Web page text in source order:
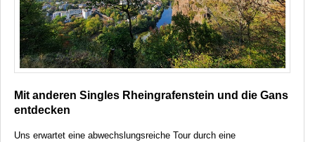
Mit anderen Singles Rheingrafenstein und die Gans
entdecken
Uns erwartet eine abwechslungsreiche Tour durch eine